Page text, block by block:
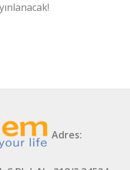
Adres: